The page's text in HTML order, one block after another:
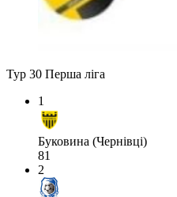
Тур 30 Перша ліга
1
Буковина (Чернівці)
81
2